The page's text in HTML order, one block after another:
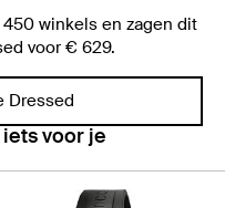
winkels en zagen dit
voor € 629.
Dressed
voor je